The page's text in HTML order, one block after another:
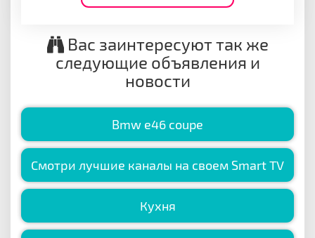
Вас заинтересуют так же
следующие объявления и
новости
Bmw e46 coupe
Смотри лучшие каналы на своем Smart TV
Кухня